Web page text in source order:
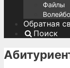
Файлы
Обратная
Поиск